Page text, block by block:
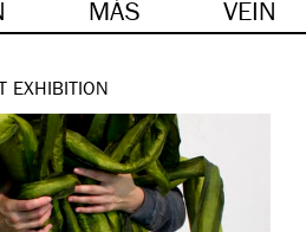
MÁS VEIN
EXHIBITION